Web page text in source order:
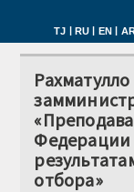
TJ | RU | EN |
Федерации
отбора»